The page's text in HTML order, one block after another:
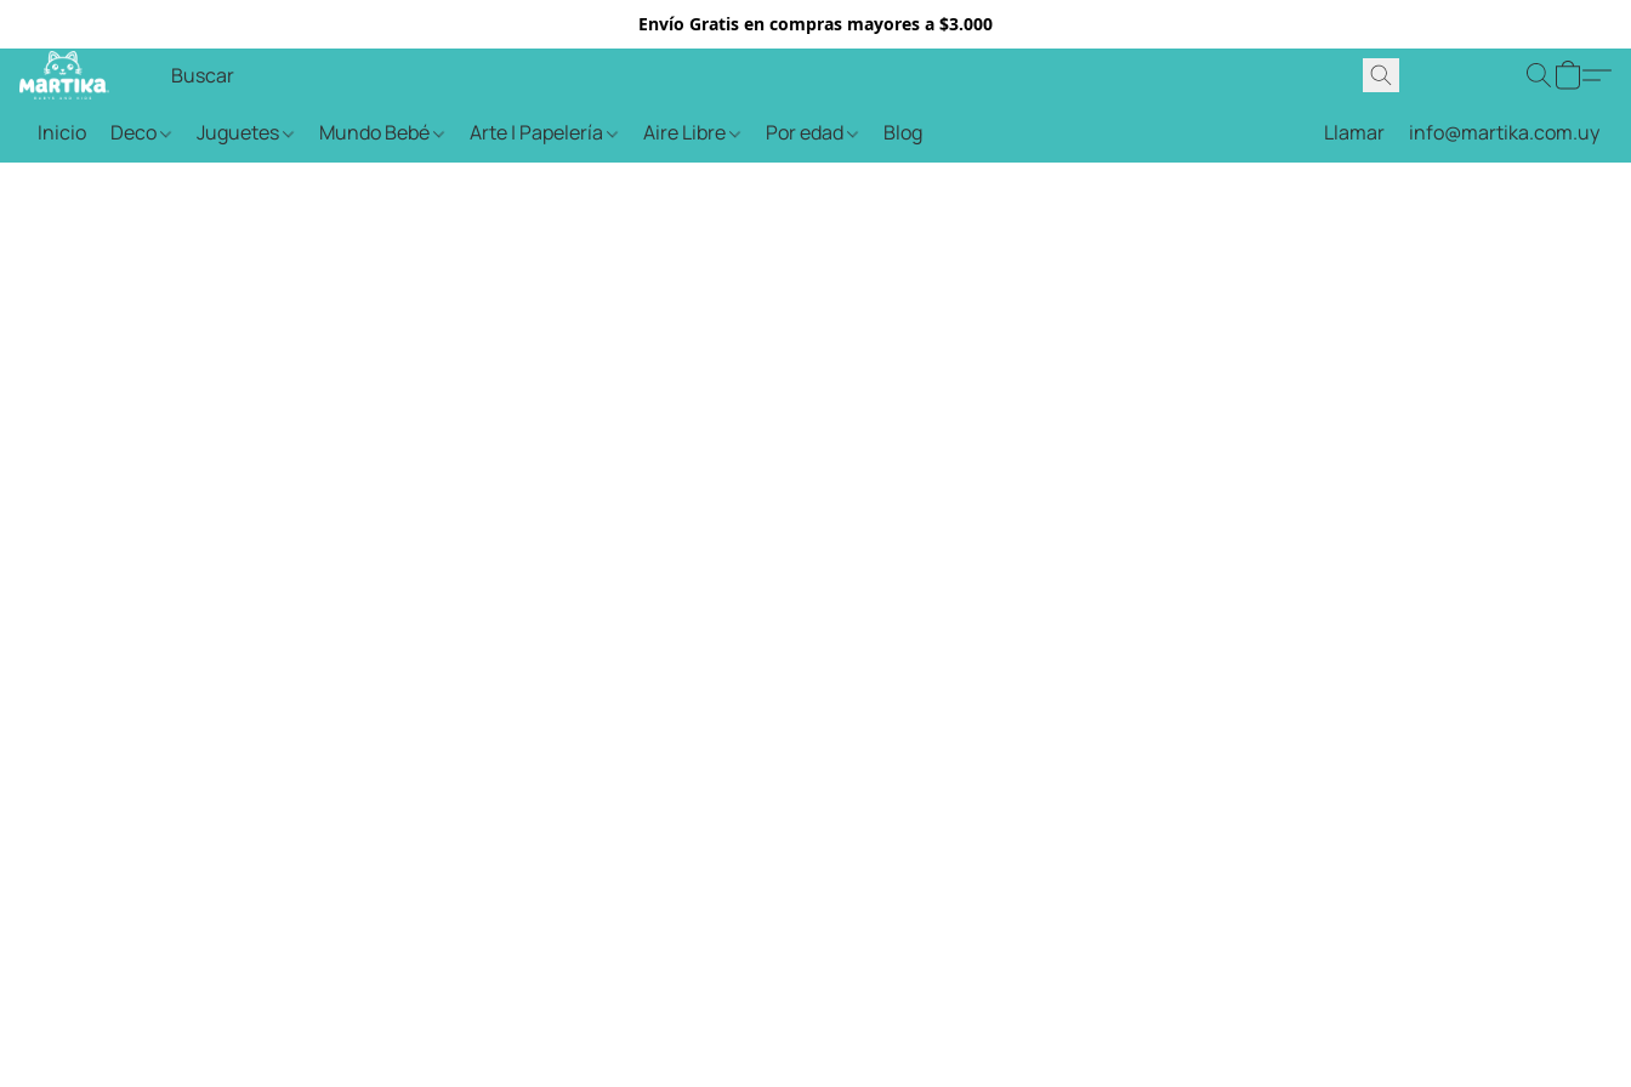
Envío Gratis en compras mayores a $3.000
Inicio Deco Juguetes Mundo Bebé Arte | Papelería Aire Libre Por edad Blog Llamar info@martika.com.uy